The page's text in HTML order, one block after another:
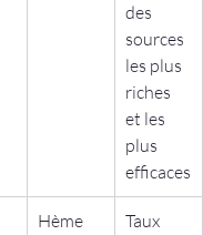
des
sources
les plus
riches
et les
plus
efficaces
Hème
Taux